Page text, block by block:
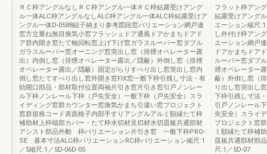
ＲＣ枠アングルなしＲＣ枠アングル一体ＲＣ枠結露受けアング
ル一体ALC枠アングルなしALC枠アングル一体ALC枠結露受けア
ングル一体D-0588組子納まり参考図段窓バリエーション網戸連
窓方立重ね無目換気小窓フラッシュドア通風ドアかまちドアド
ア群内開き窓たて軸回転窓上げ下げ窓ガラスルーバー窓ダブル
ガラスルーバー窓オーニング窓突出し窓（排煙オペレーター露
出）内倒し窓（排煙オペレーター露出／隠蔽）外倒し窓（排煙
オペレーター露出／隠蔽）固定がらりすべり出し窓突出し窓内
倒し窓たてすべり出し窓外開き窓FIX窓一般下枠引残し寸法・有
効開口部品・部材取付位置両袖片引き窓片引き窓引戸ノンレー
ル下枠ノンレール下枠（戸先安全）一般下枠（戸先安全）スラ
イディング窓群カウンター窓換気かまち引違い窓プロジェクト
窓群規格コード表面格子内部手すりアングルアルミ額縁たて枠
補助材上枠端部カバー・たて枠水切材見切材水切皿板共通部材
アシスト部品外動 枠バリエーション片引き窓 一般下枠PRO-
SE 基本寸法ALC枠バリエーションRC枠バリエーション縮尺:1
／5縮尺:1／5D-06D-05
フラット枠アン
結露受けアング
エーション縮尺
し外付け枠アン
エーション網戸
ドアかまちドア
ルーバー窓ダブ
煙オペレーター
蔽）外倒し窓（
り出し窓突出し
下枠引残し寸法
引戸ノンレール
先安全）スライ
プロジェクト窓
ミ額縁たて枠補
皿板共通部材部
尺:1／5D-07